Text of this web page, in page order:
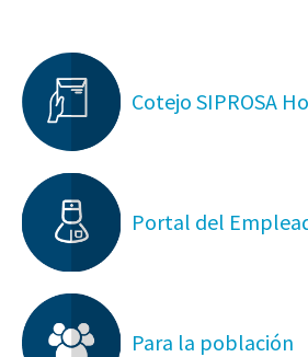
Cotejo SIPROSA
Portal del
Para la población